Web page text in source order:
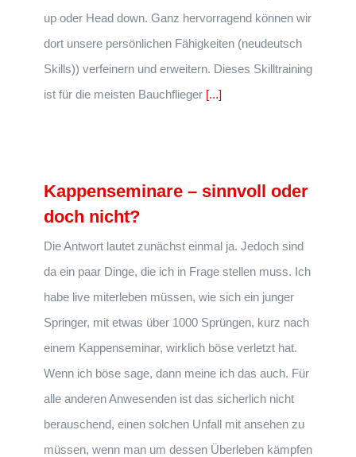
up oder Head down. Ganz hervorragend können wir
dort unsere persönlichen Fähigkeiten (neudeutsch
Skills)) verfeinern und erweitern. Dieses Skilltraining
ist für die meisten Bauchflieger [...]
Kappenseminare – sinnvoll oder
doch nicht?
Die Antwort lautet zunächst einmal ja. Jedoch sind
da ein paar Dinge, die ich in Frage stellen muss. Ich
habe live miterleben müssen, wie sich ein junger
Springer, mit etwas über 1000 Sprüngen, kurz nach
einem Kappenseminar, wirklich böse verletzt hat.
Wenn ich böse sage, dann meine ich das auch. Für
alle anderen Anwesenden ist das sicherlich nicht
berauschend, einen solchen Unfall mit ansehen zu
müssen, wenn man um dessen Überleben kämpfen